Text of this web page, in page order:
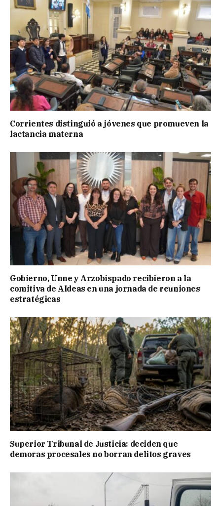
Corrientes distinguió a jóvenes que promueven la
lactancia materna
Gobierno, Unne y Arzobispado recibieron a la
comitiva de Aldeas en una jornada de reuniones
estratégicas
Superior Tribunal de Justicia: deciden que
demoras procesales no borran delitos graves